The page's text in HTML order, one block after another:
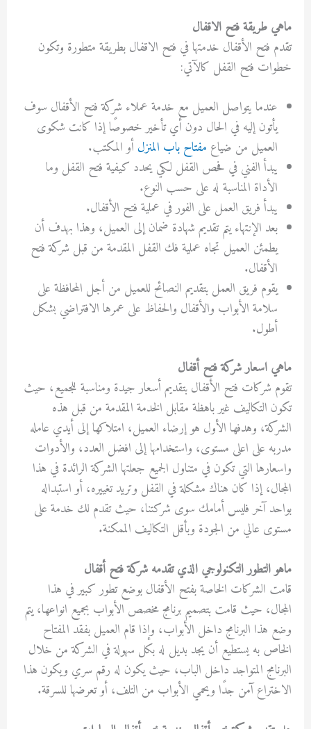
ماهي طريقة فتح الاقفال
تقدم فتح الأقفال خدمتها في فتح الاقفال بطريقة متطورة وتكون
خطوات فتح القفل كالآتي:
عندما يتواصل العميل مع خدمة عملاء شركة فتح الأقفال سوف
يأتون إليه في الحال دون أي تأخير خصوصًا إذا كانت شكوى
العميل من ضياع مفتاح باب المنزل أو المكتب.
يبدأ الفني في فحص القفل لكي يحدد كيفية فتح القفل وما
الأداة المناسبة له على حسب النوع.
يبدأ فريق العمل على الفور في عملية فتح الأقفال.
بعد الإنتهاء يتم تقديم شهادة ضمان إلى العميل، وهذا بهدف أن
يطمئن العميل تجاه عملية فك القفل المقدمة من قبل شركة فتح
الأقفال.
يقوم فريق العمل بتقديم النصائح للعميل من أجل المحافظة على
سلامة الأبواب والأقفال والحفاظ على عمرها الافتراضي بشكل
أطول.
ماهي اسعار شركة فتح أقفال
تقوم شركات فتح الأقفالبتقديم أسعار جيدة ومناسبة للجميع، حيث
تكون التكاليف غير باهظة مقابل الخدمة المقدمة من قبل هذه
الشركة، وهدفها الأول هو إرضاء العميل، امتلاكها إلى أيدي عامله
مدربه على اعلى مستوى، واستخدامها إلى افضل العدد، والأدوات
واسعارها التي تكون في متناول الجميع جعلتها الشركة الرائدة في هذا
المجال، إذا كان هناك مشكلة في القفل وتريد تغييره، أو استبداله
بواحد آخر فليس أمامك سوى شركتنا، حيث تقدم لك خدمة على
مستوى عالي من الجودة وبأقل التكاليف الممكنة.
ماهو التطور التكنولوجي الذي تقدمه شركة فتح أقفال
قامت الشركات الخاصة بفتح الأقفالبوضع تطور كبير في هذا
المجال، حيث قامت بتصميم برنامج مخصص الأبواب بجميع انواعها، يتم
وضع هذا البرنامج داخل الأبواب، وإذا قام العميل بفقد المفتاح
الخاص به يستطيع أن يجد بديل له بكل سهولة في الشركة من خلال
البرنامج المتواجد داخل الباب، حيث يكون له رقم سري ويكون هذا
الاختراع آمن جدًا ويحمي الأبواب من التلف، أو تعرضها للسرقة.